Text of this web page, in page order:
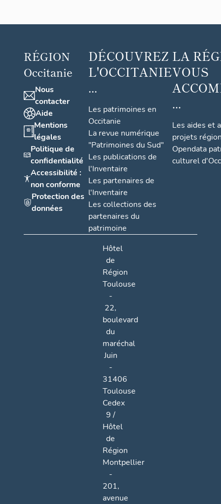
RÉGION
Occitanie
Nous
contacter
Aide
Mentions
légales
Politique de
confidentialité
Accessibilité :
non conforme
Protection des
données
DÉCOUVREZ
L'OCCITANIE
...
Les patrimoines en
Occitanie
La revue numérique
"Patrimoines du Sud"
Les publications de
l'Inventaire
Les partenaires de
l'Inventaire
Les collections des
partenaires du
patrimoine
LA
VOUS
...
Les aides et
projets
Opendata
culturel
Hôtel
de
Région
Toulouse
-
22,
boulevard
du
maréchal
Juin
-
31406
Toulouse
Cedex
9 /
Hôtel
de
Région
Montpellier
-
201,
avenue